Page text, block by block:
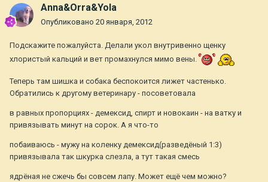
Anna&Orra&Yola
Опубликовано 20 января, 2012
Подскажите пожалуйста. Делали укол внутривенно щенку
хлористый кальций и вет промахнулся мимо вены.
Теперь там шишка и собака беспокоится лижет частенько.
Обратились к другому ветеринару - посоветовала
в равных пропорциях - демексид, спирт и новокаин - на ватку и
привязывать минут на сорок. А я что-то
побаиваюсь - мужу на коленку демексид(разведёный 1:3)
привязывала так шкурка слезла, а тут такая смесь
ядрёная не сжечь бы совсем лапу. Может ещё чем можно?